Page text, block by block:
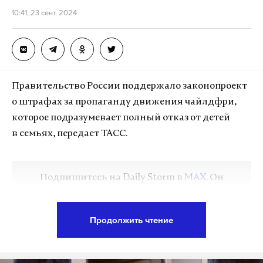
не пострадал, сообщил губернатор Белгородской
области Вячеслав Гладков.
беспилотника в Ростовской области. Губернатор
региона Василий Голубев заявил, что после
падения обломков в поле около города Каменск-
Шахтинский загорелась сухая трава.
10:41, 23 сент. 2024
Правительство России поддержало законопроект
о штрафах за пропаганду движения чайлдфри,
которое подразумевает полный отказ от детей
в семьях, передает ТАСС.
Подпишитесь на Daily Storm в MAX. Он
Макс Telegram
Продолжить чтение